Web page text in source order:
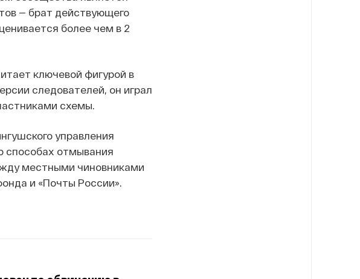
— брат действующего
более чем в 2
ключевой фигурой в
следователей, он играл
схемы.
управления
способах отмывания
местными чиновниками
и «Почты России».